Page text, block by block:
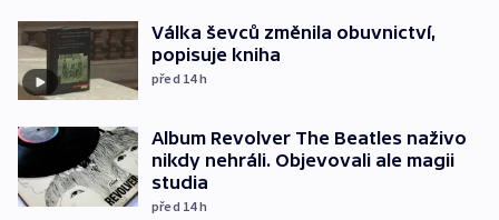
Válka ševců změnila obuvnictví,
popisuje kniha
před 14h
Album Revolver The Beatles naživo
nikdy nehráli. Objevovali ale magii
studia
před 14h